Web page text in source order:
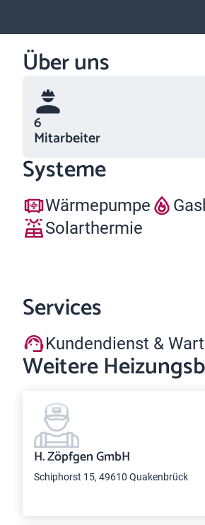
Über uns
6
Mitarbeiter
Systeme
Wärmepumpe
Solarthermie
Services
Kundendienst &
Weitere
H. Zöpfgen GmbH
Schiphorst 15, 49610 Quakenbrück